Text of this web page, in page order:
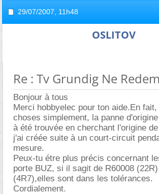
29/07/2007, 11h48
OSLITOV
Re : Tv Grundig Ne
Bonjour à tous
Merci hobbyelec pour ton aide.En
choses simplement, la panne
à été trouvée en cherchant l'origine
j'ai créée suite à un court-circuit
mesure.
Peux-tu étre plus précis concernant
porte BUZ, si il sagit de R60008
(4R7),elles sont dans les tolérances.
Cordialement.